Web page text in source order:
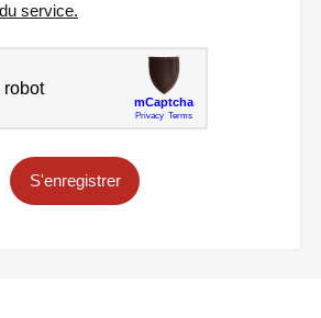
service.
S'enregistrer